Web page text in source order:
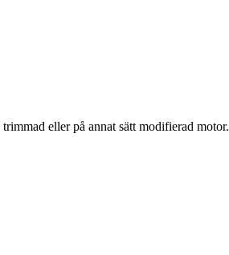
eller på annat sätt modifierad motor.